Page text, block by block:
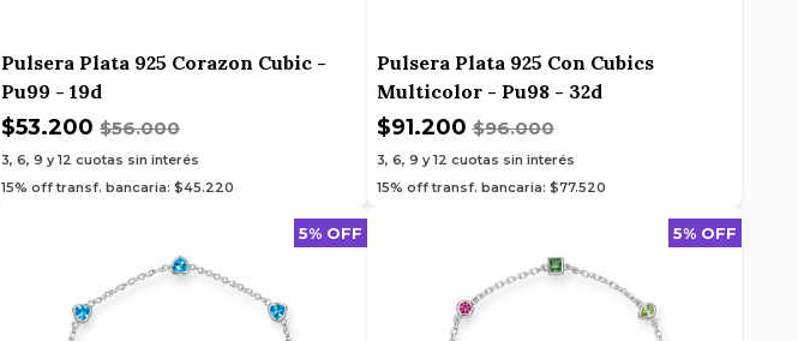
Pulsera Plata 925 Corazon Cubic -
Pu99 - 19d
$53.200 $56.000
3, 6, 9 y 12 cuotas sin interés
15% off transf. bancaria: $45.220
Pulsera Plata 925 Con Cubics
Multicolor - Pu98 - 32d
$91.200$96.000
3, 6, 9 y 12 cuotas sin interés
15% off transf. bancaria: $77.520
5% OFF 5% OFF